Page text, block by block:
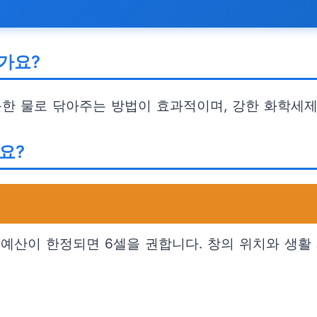
요?
물로 닦아주는 방법이 효과적이며, 강한 화학세
?
산이 한정되면 6셀을 권합니다. 창의 위치와 생